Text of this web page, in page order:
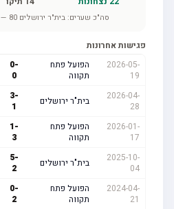
סה"כ שערים:בית"ר ירושלים 80
—
44
פגישות אחרונות
2026-05-
הפועל פתח
תקווה
2026-04-
בית"ר ירושלים
2026-01-
הפועל פתח
תקווה
2025-10-
04
בית"ר ירושלים
2024-04-
הפועל פתח
תקווה